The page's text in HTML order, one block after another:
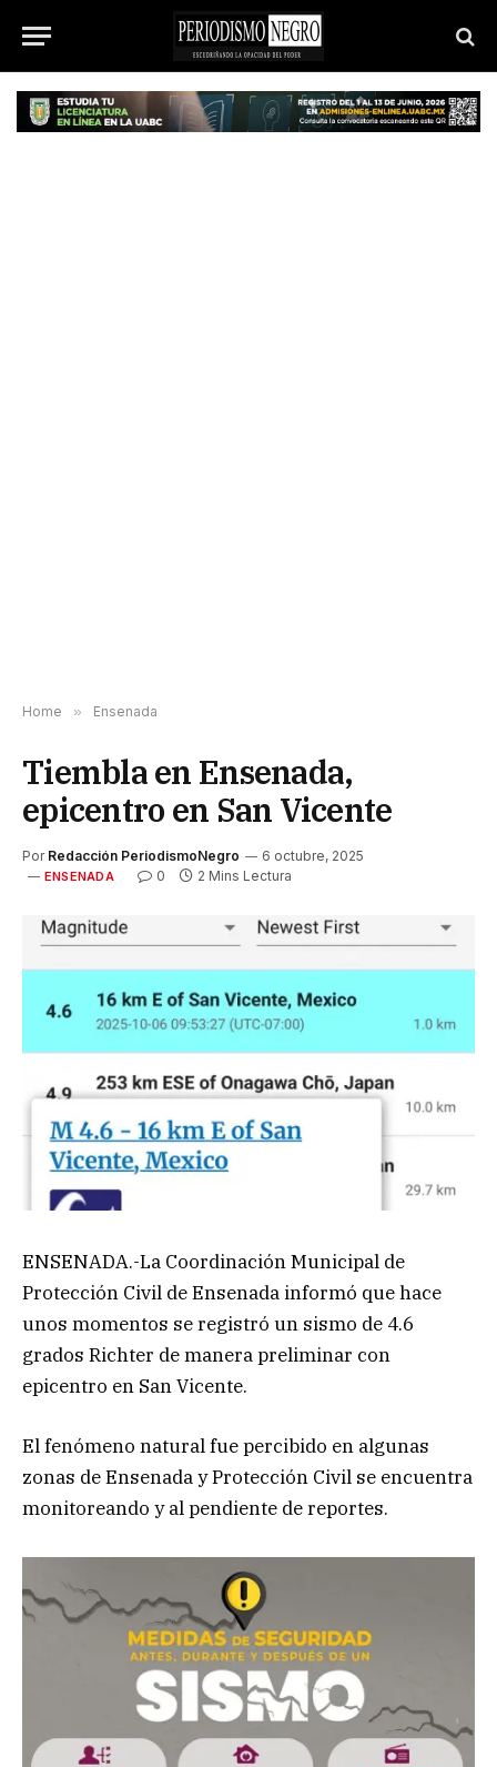
Home » Ensenada
Tiembla en Ensenada,
epicentro en San Vicente
Por Redacción PeriodismoNegro 6 octubre, 2025
ENSENADA 0 2 Mins Lectura
ENSENADA.-La Coordinación Municipal de
Protección Civil de Ensenada informó que hace
unos momentos se registró un sismo de 4.6
grados Richter de manera preliminar con
epicentro en San Vicente.
El fenómeno natural fue percibido en algunas
zonas de Ensenada y Protección Civil se encuentra
monitoreando y al pendiente de reportes.